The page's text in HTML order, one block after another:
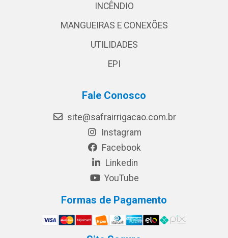
INCÊNDIO
MANGUEIRAS E CONEXÕES
UTILIDADES
EPI
Fale Conosco
site@safrairrigacao.com.br
Instagram
Facebook
Linkedin
YouTube
Formas de Pagamento